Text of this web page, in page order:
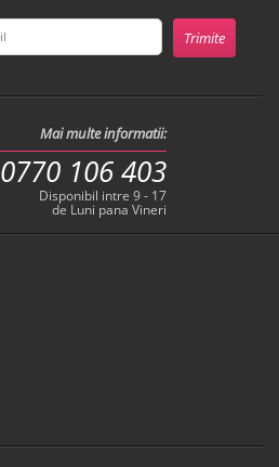
Mai multe informatii:
0770 106 403
Disponibil intre 9 - 17
de Luni pana Vineri